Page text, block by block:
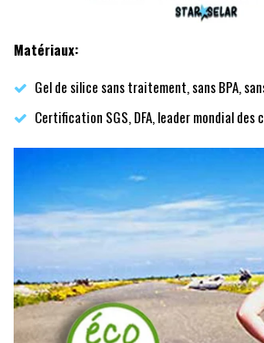
Matériaux:
Gel de silice sans traitement, sans BPA,
Certification SGS, DFA, leader mondial